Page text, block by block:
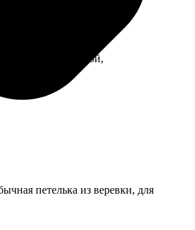
висит в гостиной,
петелька из веревки, для